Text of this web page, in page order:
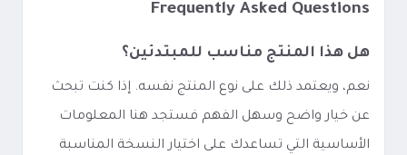
Frequently Asked Questions
هل هذا المنتج مناسب للمبتدئين؟
نعم، ويعتمد ذلك على نوع المنتج نفسه. إذا كنت تبحث
عن خيار واضح وسهل الفهم فستجد هنا المعلومات
الأساسية التي تساعدك على اختيار النسخة المناسبة